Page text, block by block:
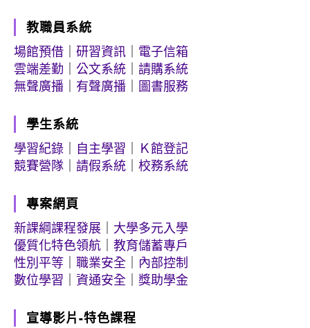
教職員系統
場館預借
研習資訊
電子信箱
雲端差勤
公文系統
請購系統
無聲廣播
有聲廣播 圖書服務
學生系統
學習紀錄
自主學習
Ｋ館登記
競賽營隊
請假系統 校務系統
專案網頁
新課綱課程發展
大學多元入學
優質化特色領航
教育儲蓄專戶
性別平等
職業安全
內部控制
數位學習
資通安全 獎助學金
宣導影片-特色課程